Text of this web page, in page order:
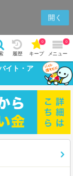
開く
履歴 キープ
0
メニュー
0
イト・ア